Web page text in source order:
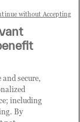
acquistare
blog?
and secure,
including
By
without Accepting